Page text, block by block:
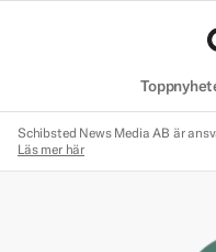
Schibsted News Media AB är
Läs mer här